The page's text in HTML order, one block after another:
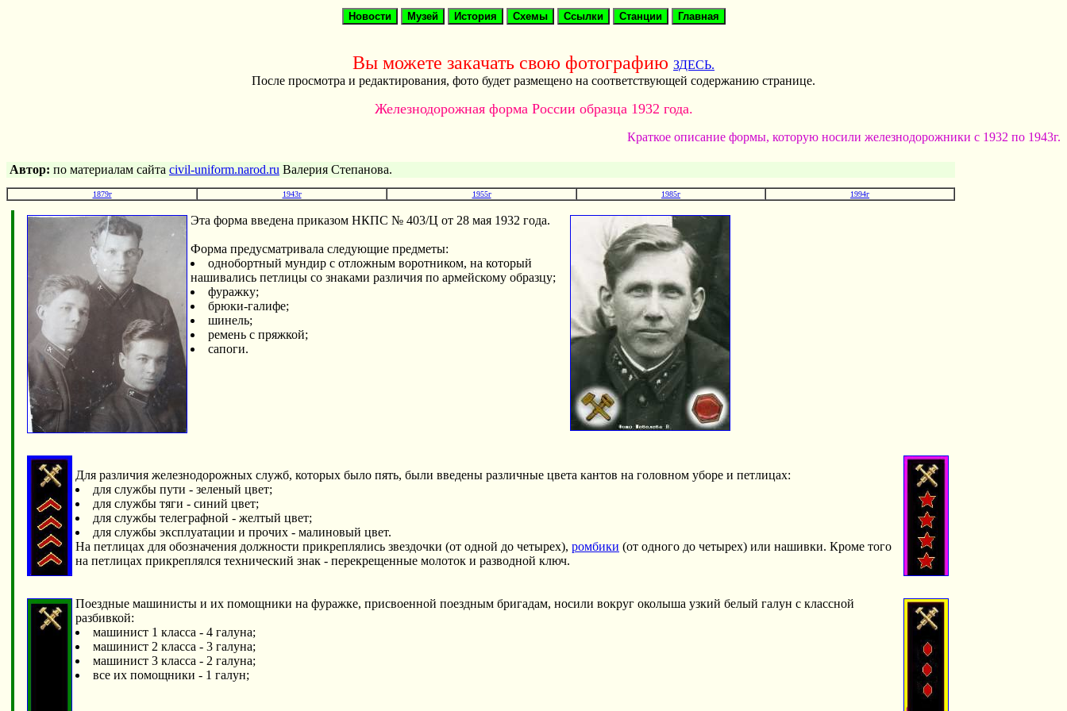
Вы можете закачать свою фотографию ЗДЕСЬ.
После просмотра и редактирования, фото будет размещено на соответствующей содержанию странице.
Железнодорожная форма России образца 1932 года.
Краткое описание формы, которую носили железнодорожники с 1932 по 1943г.
Автор: по материалам сайта civil-uniform.narod.ru Валерия Степанова.
1879г 1943г 1955г 1985г 1994г
Эта форма введена приказом НКПС № 403/Ц от 28 мая 1932 года.
Форма предусматривала следующие предметы:
однобортный мундир с отложным воротником, на который
нашивались петлицы со знаками различия по армейскому образцу;
фуражку;
брюки-галифе;
шинель;
ремень с пряжкой;
сапоги.
Для различия железнодорожных служб, которых было пять, были введены различные цвета кантов на головном уборе и петлицах:
для службы пути - зеленый цвет;
для службы тяги - синий цвет;
для службы телеграфной - желтый цвет;
для службы эксплуатации и прочих - малиновый цвет.
На петлицах для обозначения должности прикреплялись звездочки (от одной до четырех), ромбики (от одного до четырех) или нашивки. Кроме того
на петлицах прикреплялся технический знак - перекрещенные молоток и разводной ключ.
Поездные машинисты и их помощники на фуражке, присвоенной поездным бригадам, носили вокруг околыша узкий белый галун с классной
разбивкой:
машинист 1 класса - 4 галуна;
машинист 2 класса - 3 галуна;
машинист 3 класса - 2 галуна;
все их помощники - 1 галун;